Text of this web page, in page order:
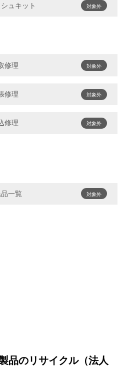
ュキット 対象外
修理 対象外
修理 対象外
修理 対象外
一覧 対象外
品のリサイクル（法人